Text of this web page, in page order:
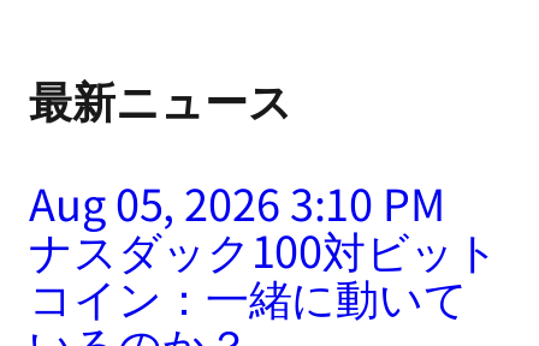
最新ニュース
Aug 05, 2026 3:10 PM
ナスダック100対ビット
コイン：一緒に動いて